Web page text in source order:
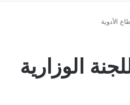
الأدوية
الوزارية